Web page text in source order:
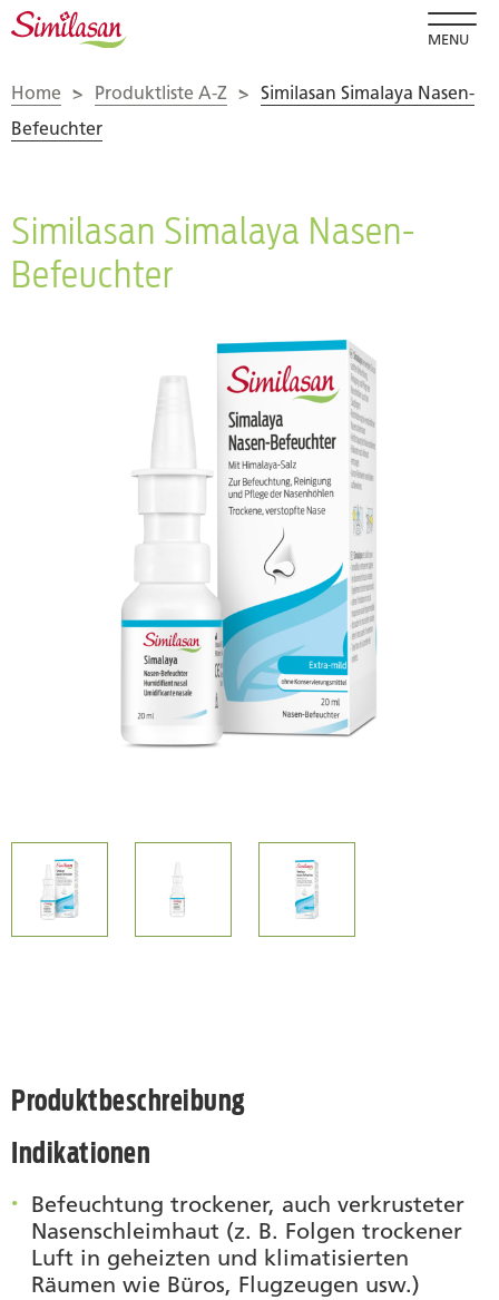
MENU
Home > Produktliste A-Z > Similasan Simalaya Nasen-
Befeuchter
Similasan Simalaya Nasen-
Befeuchter
Produktbeschreibung
Indikationen
Befeuchtung trockener, auch verkrusteter
Nasenschleimhaut (z. B. Folgen trockener
Luft in geheizten und klimatisierten
Räumen wie Büros, Flugzeugen usw.)